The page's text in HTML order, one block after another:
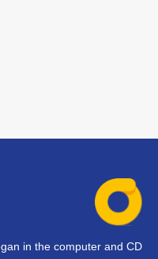
in the computer and CD